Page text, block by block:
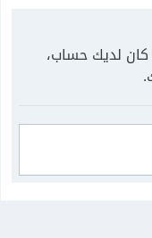
كان لديك حساب،